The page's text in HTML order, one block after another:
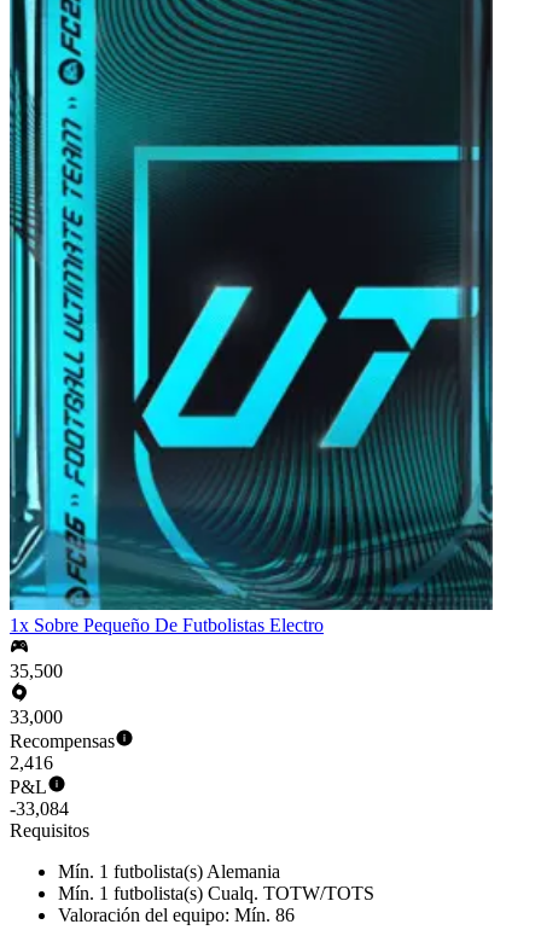
1x Sobre Pequeño De Futbolistas Electro
35,500
33,000
Recompensas
2,416
P&L
-33,084
Requisitos
Mín. 1 futbolista(s) Alemania
Mín. 1 futbolista(s) Cualq. TOTW/TOTS
Valoración del equipo: Mín. 86